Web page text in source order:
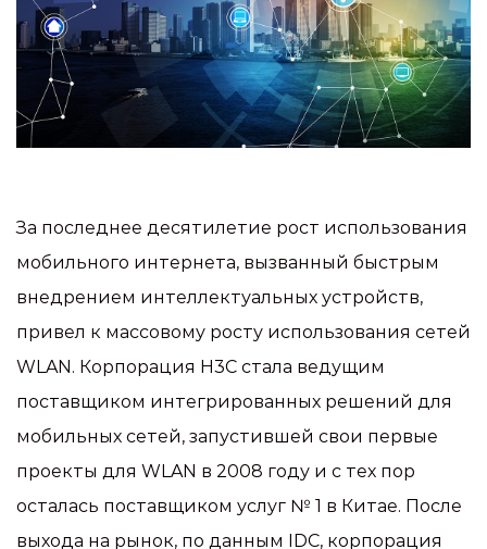
За последнее десятилетие рост использования
мобильного интернета, вызванный быстрым
внедрением интеллектуальных устройств,
привел к массовому росту использования сетей
WLAN. Корпорация H3C стала ведущим
поставщиком интегрированных решений для
мобильных сетей, запустившей свои первые
проекты для WLAN в 2008 году и с тех пор
осталась поставщиком услуг № 1 в Китае. После
выхода на рынок, по данным IDC, корпорация